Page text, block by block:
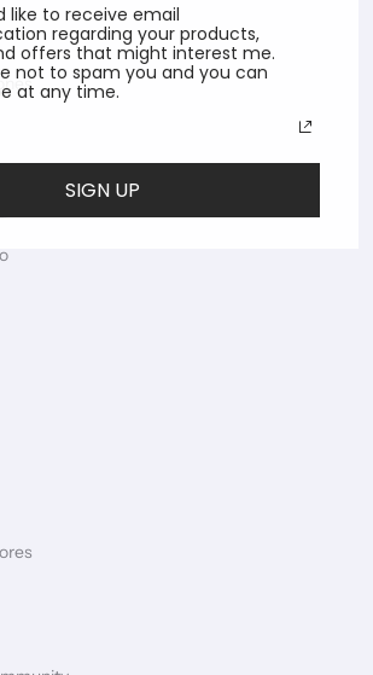
like to receive email
regarding your products,
offers that might interest me.
not to spam you and you can
at any time.
SIGN UP